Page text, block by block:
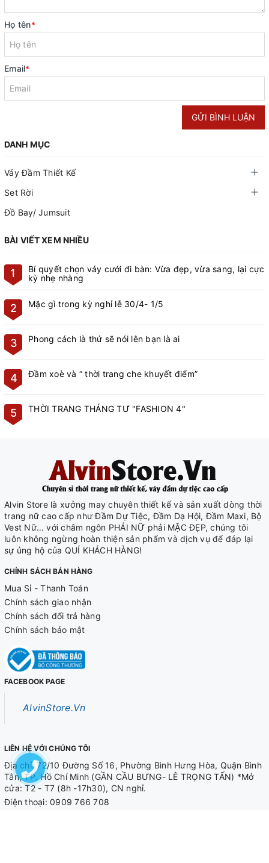
Họ tên*
Email*
GỬI BÌNH LUẬN
DANH MỤC
Váy Đầm Thiết Kế
Set Rời
Đồ Bay/ Jumsuit
BÀI VIẾT XEM NHIỀU
1
Bí quyết chọn váy cưới đi bàn: Vừa đẹp, vừa sang, lại cực
kỳ nhẹ nhàng
2 Mặc gì trong kỳ nghỉ lễ 30/4- 1/5
3 Phong cách là thứ sẽ nói lên bạn là ai
4 Đầm xoè và “ thời trang che khuyết điểm”
5 THỜI TRANG THÁNG TƯ "FASHION 4"
Alvin Store là xưởng may chuyên thiết kế và sản xuất dòng thời
trang nữ cao cấp như Đầm Dự Tiệc, Đầm Dạ Hội, Đầm Maxi, Bộ
Vest Nữ… với châm ngôn PHÁI NỮ phải MẶC ĐẸP, chúng tôi
luôn không ngừng hoàn thiện sản phẩm và dịch vụ để đáp lại
sự ủng hộ của QUÍ KHÁCH HÀNG!
CHÍNH SÁCH BÁN HÀNG
Mua Sỉ - Thanh Toán
Chính sách giao nhận
Chính sách đổi trả hàng
Chính sách bảo mật
FACEBOOK PAGE
AlvinStore.Vn
LIÊN HỆ VỚI CHÚNG TÔI
Địa chỉ: 72/10 Đường Số 16, Phường Bình Hưng Hòa, Quận Bình
Tân, TP. Hồ Chí Minh (GẦN CẦU BƯNG- LÊ TRỌNG TẤN) *Mở
cửa: T2 - T7 (8h -17h30), CN nghỉ.
Điện thoại: 0909 766 708